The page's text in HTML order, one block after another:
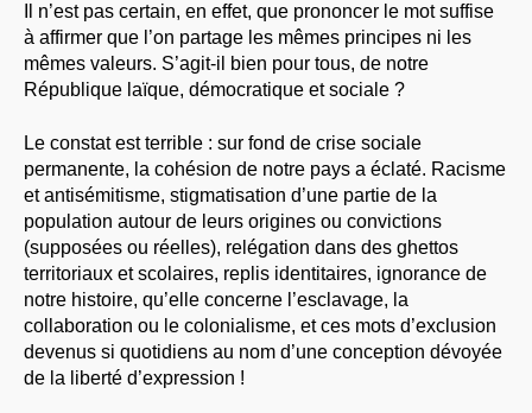
Il n’est pas certain, en effet, que prononcer le mot suffise
à affirmer que l’on partage les mêmes principes ni les
mêmes valeurs. S’agit-il bien pour tous, de notre
République laïque, démocratique et sociale ?
Le constat est terrible : sur fond de crise sociale
permanente, la cohésion de notre pays a éclaté. Racisme
et antisémitisme, stigmatisation d’une partie de la
population autour de leurs origines ou convictions
(supposées ou réelles), relégation dans des ghettos
territoriaux et scolaires, replis identitaires, ignorance de
notre histoire, qu’elle concerne l’esclavage, la
collaboration ou le colonialisme, et ces mots d’exclusion
devenus si quotidiens au nom d’une conception dévoyée
de la liberté d’expression !